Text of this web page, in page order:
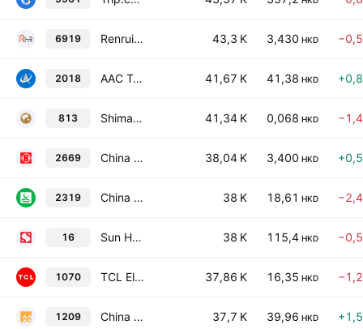
6919 Renrui Human Resources Technology Holdings Limited 43,3 K 3,430 HKD
2018 AAC Technologies Holdings Inc. 41,67 K 41,38 HKD
813 Shimao Group Holdings Limited 41,34 K 0,068 HKD
2669 China Overseas Property Holdings Limited 38,04 K 3,400 HKD
2319 China Mengniu Dairy Company Limited 38 K 18,61 HKD
16 Sun Hung Kai Properties Limited 38 K 115,4 HKD
1070 TCL Electronics Holdings Limited 37,86 K 16,35 HKD
1209 China Resources Mixc Lifestyle Services Ltd. 37,7 K 39,96 HKD